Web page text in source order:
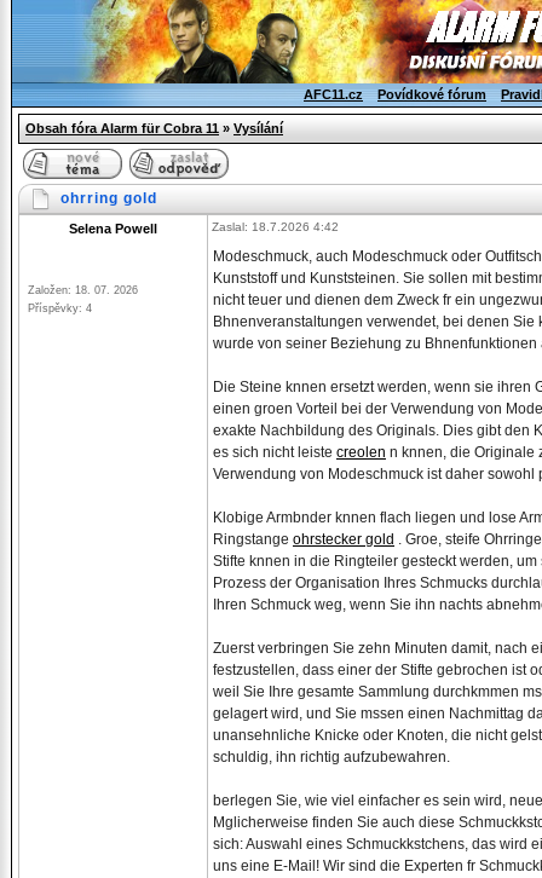
AFC11.cz Povídkové fórum
Obsah fóra Alarm für Cobra 11 » Vysílání
ohrring gold
Selena Powell
Založen: 18. 07. 2026
Příspěvky: 4
Zaslal: 18.7.2026 4:42
Modeschmuck, auch Modeschmuck oder
Kunststoff und Kunststeinen. Sie sollen mit
nicht teuer und dienen dem Zweck fr ein
Bhnenveranstaltungen verwendet, bei denen
wurde von seiner Beziehung zu Bhnenfunktionen
Die Steine knnen ersetzt werden, wenn sie ihren
einen groen Vorteil bei der Verwendung von
exakte Nachbildung des Originals. Dies gibt den
es sich nicht leiste creolen n knnen, die Originale
Verwendung von Modeschmuck ist daher
Klobige Armbnder knnen flach liegen und lose
Ringstange ohrstecker gold . Groe, steife
Stifte knnen in die Ringteiler gesteckt werden,
Prozess der Organisation Ihres Schmucks
Ihren Schmuck weg, wenn Sie ihn nachts
Zuerst verbringen Sie zehn Minuten damit, nach
festzustellen, dass einer der Stifte gebrochen ist
weil Sie Ihre gesamte Sammlung durchkmmen
gelagert wird, und Sie mssen einen Nachmittag
unansehnliche Knicke oder Knoten, die nicht
schuldig, ihn richtig aufzubewahren.
berlegen Sie, wie viel einfacher es sein wird,
Mglicherweise finden Sie auch diese
sich: Auswahl eines Schmuckkstchens, das wird
uns eine E-Mail! Wir sind die Experten fr